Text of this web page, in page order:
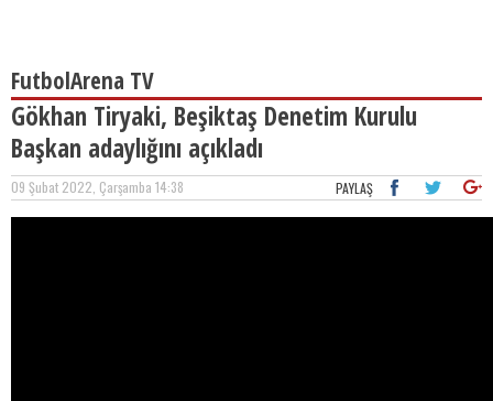
FutbolArena TV
Gökhan Tiryaki, Beşiktaş Denetim Kurulu
Başkan adaylığını açıkladı
09 Şubat 2022, Çarşamba 14:38 PAYLAŞ